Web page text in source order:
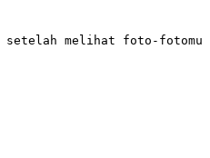
setelah melihat foto-